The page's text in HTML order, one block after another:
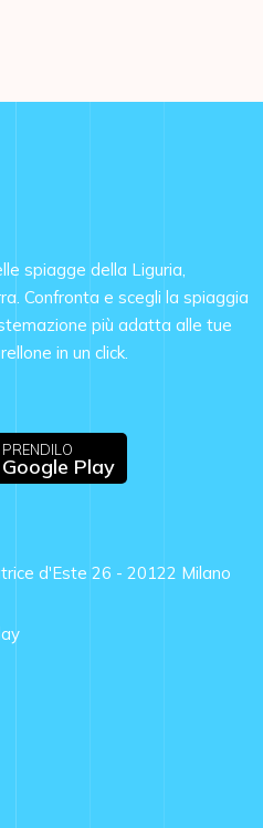
spiagge della Liguria,
Confronta e scegli la spiaggia
più adatta alle tue
in un click.
PRENDILO
Google Play
d'Este 26 - 20122 Milano